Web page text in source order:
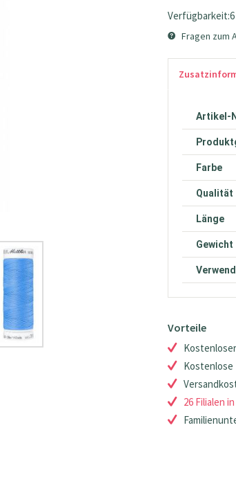
Fragen zum
Artikel-
Farbe
Qualität
Länge
Gewicht
Vorteile
Kostenlose
26 Filialen